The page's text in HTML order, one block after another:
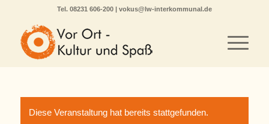
Tel. 08231 606-200 | vokus@lw-interkommunal.de
Diese Veranstaltung hat bereits stattgefunden.